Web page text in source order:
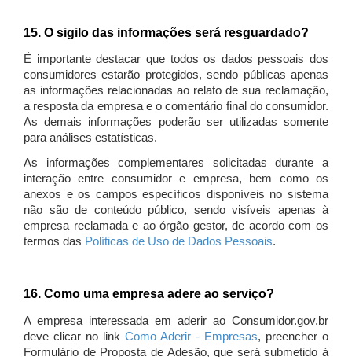
15. O sigilo das informações será resguardado?
É importante destacar que todos os dados pessoais dos
consumidores estarão protegidos, sendo públicas apenas
as informações relacionadas ao relato de sua reclamação,
a resposta da empresa e o comentário final do consumidor.
As demais informações poderão ser utilizadas somente
para análises estatísticas.
As informações complementares solicitadas durante a
interação entre consumidor e empresa, bem como os
anexos e os campos específicos disponíveis no sistema
não são de conteúdo público, sendo visíveis apenas à
empresa reclamada e ao órgão gestor, de acordo com os
termos das Políticas de Uso de Dados Pessoais.
16. Como uma empresa adere ao serviço?
A empresa interessada em aderir ao Consumidor.gov.br
deve clicar no link Como Aderir - Empresas, preencher o
Formulário de Proposta de Adesão, que será submetido à